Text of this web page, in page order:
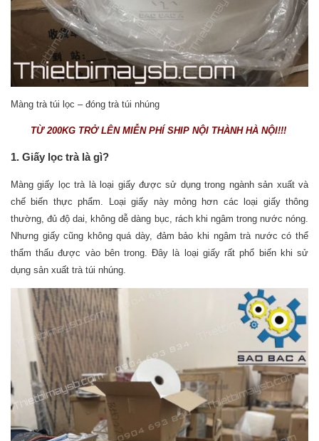
Màng trà túi lọc – đóng trà túi nhúng
TỪ 200KG TRỞ LÊN MIỄN PHÍ SHIP NỘI THÀNH HÀ NỘI!!!
1. Giấy lọc trà là gì?
Màng giấy lọc trà là loại giấy được sử dụng trong ngành sản xuất và
chế biến thực phẩm. Loại giấy này mỏng hơn các loại giấy thông
thường, đủ độ dai, không dễ dàng bục, rách khi ngâm trong nước nóng.
Nhưng giấy cũng không quá dày, đảm bảo khi ngâm trà nước có thể
thẩm thấu được vào bên trong. Đây là loại giấy rất phổ biến khi sử
dụng sản xuất trà túi nhúng.